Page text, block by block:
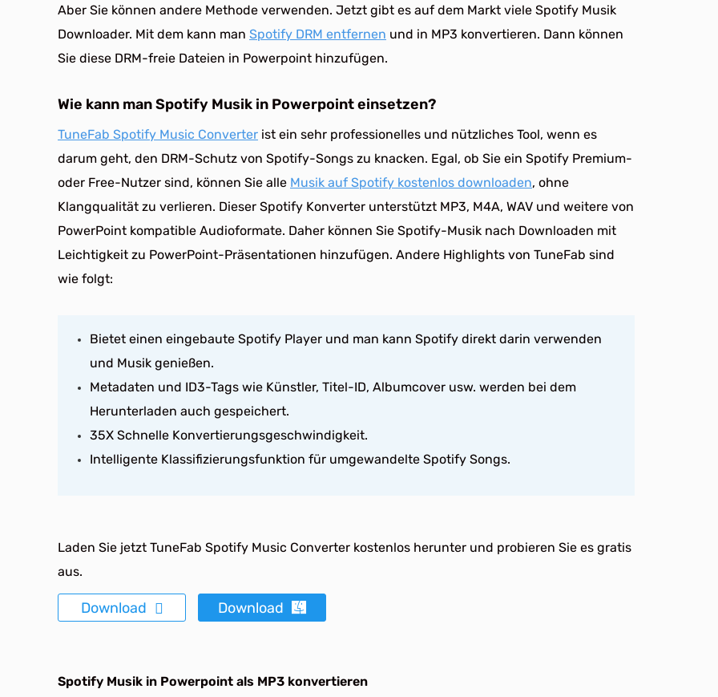
Aber Sie können andere Methode verwenden. Jetzt gibt es auf dem Markt viele Spotify Musik
Downloader. Mit dem kann man Spotify DRM entfernen und in MP3 konvertieren. Dann können
Sie diese DRM-freie Dateien in Powerpoint hinzufügen.
Wie kann man Spotify Musik in Powerpoint einsetzen?
TuneFab Spotify Music Converter ist ein sehr professionelles und nützliches Tool, wenn es
darum geht, den DRM-Schutz von Spotify-Songs zu knacken. Egal, ob Sie ein Spotify Premium-
oder Free-Nutzer sind, können Sie alle Musik auf Spotify kostenlos downloaden, ohne
Klangqualität zu verlieren. Dieser Spotify Konverter unterstützt MP3, M4A, WAV und weitere von
PowerPoint kompatible Audioformate. Daher können Sie Spotify-Musik nach Downloaden mit
Leichtigkeit zu PowerPoint-Präsentationen hinzufügen. Andere Highlights von TuneFab sind
wie folgt:
Bietet einen eingebaute Spotify Player und man kann Spotify direkt darin verwenden
und Musik genießen.
Metadaten und ID3-Tags wie Künstler, Titel-ID, Albumcover usw. werden bei dem
Herunterladen auch gespeichert.
35X Schnelle Konvertierungsgeschwindigkeit.
Intelligente Klassifizierungsfunktion für umgewandelte Spotify Songs.
Laden Sie jetzt TuneFab Spotify Music Converter kostenlos herunter und probieren Sie es gratis
aus.
Download Download
Spotify Musik in Powerpoint als MP3 konvertieren